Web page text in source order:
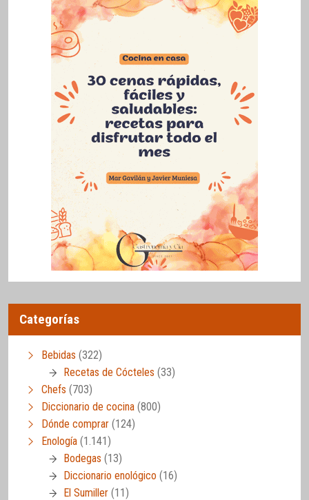
Categorías
Bebidas (322)
Recetas de Cócteles (33)
Chefs (703)
Diccionario de cocina (800)
Dónde comprar (124)
Enología (1.141)
Bodegas (13)
Diccionario enológico (16)
El Sumiller (11)